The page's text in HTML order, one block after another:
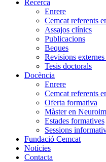
Recerca
Enrere
Cemcat referents
Assajos clínics
Publicacions
Beques
Revisions
Tesis doctorals
Docència
Enrere
Cemcat referents
Oferta formativa
Màster en
Estades formatives
Sessions
Fundació Cemcat
Notícies
Contacta